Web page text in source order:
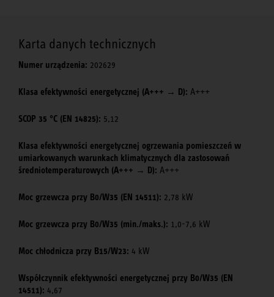
Karta danych technicznych
Numer urządzenia: 202629
Klasa efektywności energetycznej (A+++ → D): A+++
SCOP 35 °C (EN 14825): 5,12
Klasa efektywności energetycznej ogrzewania pomieszczeń w
umiarkowanych warunkach klimatycznych dla zastosowań
średniotemperaturowych (A+++ → D): A+++
Moc grzewcza przy B0/W35 (EN 14511): 2,78 kW
Moc grzewcza przy B0/W35 (min./maks.): 1,0-7,6 kW
Moc chłodnicza przy B15/W23: 4 kW
Współczynnik efektywności energetycznej przy B0/W35 (EN
14511): 4,67